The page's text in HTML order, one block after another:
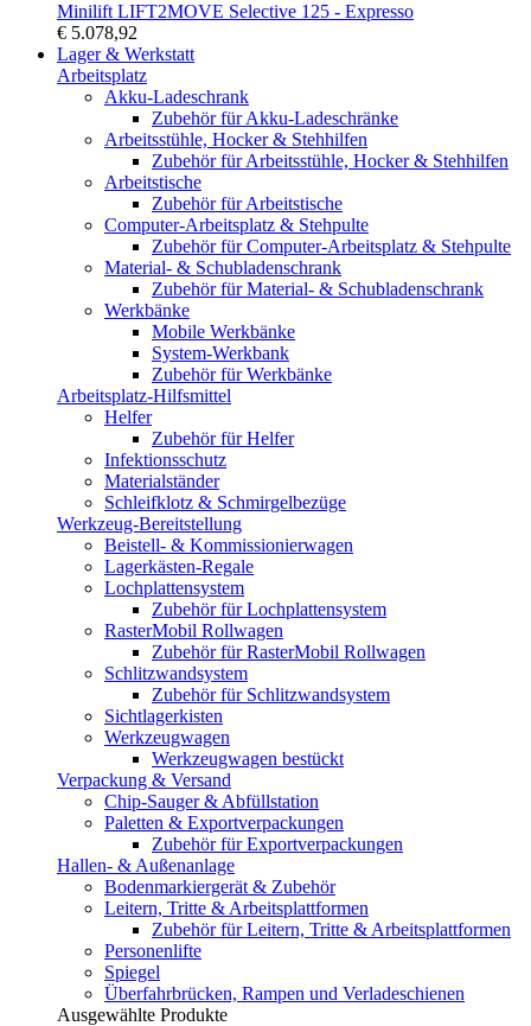
Minilift LIFT2MOVE Selective 125 - Expresso
€ 5.078,92
Lager & Werkstatt
Arbeitsplatz
Akku-Ladeschrank
Zubehör für Akku-Ladeschränke
Arbeitsstühle, Hocker & Stehhilfen
Zubehör für Arbeitsstühle, Hocker & Stehhilfen
Arbeitstische
Zubehör für Arbeitstische
Computer-Arbeitsplatz & Stehpulte
Zubehör für Computer-Arbeitsplatz & Stehpulte
Material- & Schubladenschrank
Zubehör für Material- & Schubladenschrank
Werkbänke
Mobile Werkbänke
System-Werkbank
Zubehör für Werkbänke
Arbeitsplatz-Hilfsmittel
Helfer
Zubehör für Helfer
Infektionsschutz
Materialständer
Schleifklotz & Schmirgelbezüge
Werkzeug-Bereitstellung
Beistell- & Kommissionierwagen
Lagerkästen-Regale
Lochplattensystem
Zubehör für Lochplattensystem
RasterMobil Rollwagen
Zubehör für RasterMobil Rollwagen
Schlitzwandsystem
Zubehör für Schlitzwandsystem
Sichtlagerkisten
Werkzeugwagen
Werkzeugwagen bestückt
Verpackung & Versand
Chip-Sauger & Abfüllstation
Paletten & Exportverpackungen
Zubehör für Exportverpackungen
Hallen- & Außenanlage
Bodenmarkiergerät & Zubehör
Leitern, Tritte & Arbeitsplattformen
Zubehör für Leitern, Tritte & Arbeitsplattformen
Personenlifte
Spiegel
Überfahrbrücken, Rampen und Verladeschienen
Ausgewählte Produkte